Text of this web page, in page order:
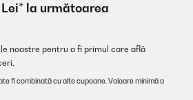
la următoarea
noastre pentru a fi primul care află
fi combinată cu alte cupoane. Valoare minimă a